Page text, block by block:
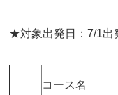
★対象出発日：7/1出
コース名